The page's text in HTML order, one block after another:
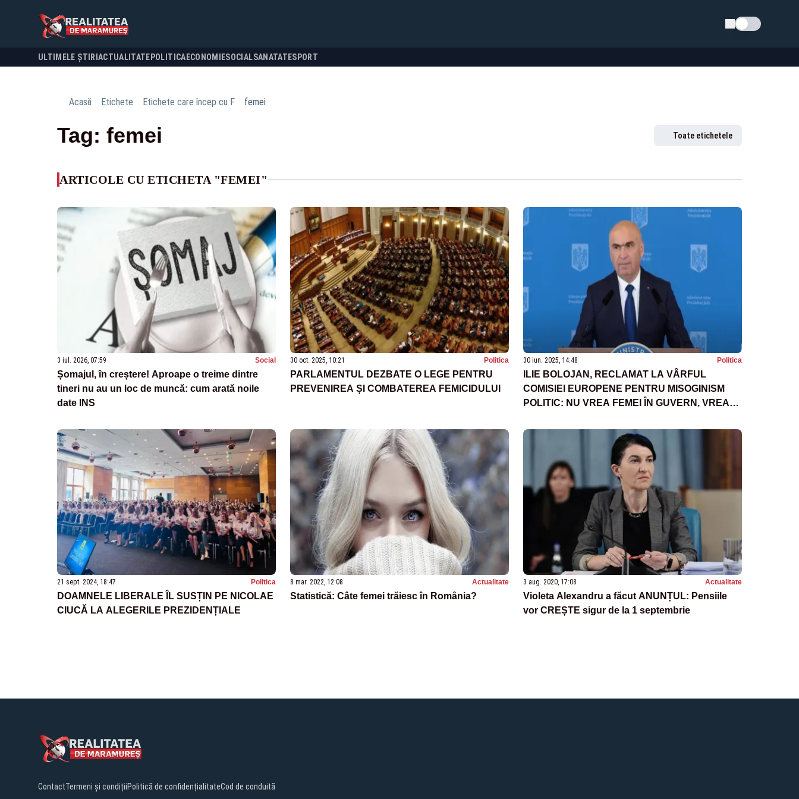
Schimba tema
ULTIMELE ȘTIRI ACTUALITATE POLITICA ECONOMIESOCIALSANATATESPORT
Acasă Etichete Etichete care încep cu F femei
Tag: femei Toate etichetele
ARTICOLE CU ETICHETA "FEMEI"
3 iul. 2026, 07:59 Social
Șomajul, în creștere! Aproape o treime dintre
tineri nu au un loc de muncă: cum arată noile
date INS
30 oct. 2025, 10:21 Politica
PARLAMENTUL DEZBATE O LEGE PENTRU
PREVENIREA ȘI COMBATEREA FEMICIDULUI
30 iun. 2025, 14:48 Politica
ILIE BOLOJAN, RECLAMAT LA VÂRFUL
COMISIEI EUROPENE PENTRU MISOGINISM
POLITIC: NU VREA FEMEI ÎN GUVERN, VREA
21 sept. 2024, 18:47 Politica
DOAMNELE LIBERALE ÎL SUSȚIN PE NICOLAE
CIUCĂ LA ALEGERILE PREZIDENȚIALE
8 mar. 2022, 12:08 Actualitate
Statistică: Câte femei trăiesc în România?
3 aug. 2020, 17:08 Actualitate
Violeta Alexandru a făcut ANUNȚUL: Pensiile
vor CREȘTE sigur de la 1 septembrie
ContactTermeni și condițiiPolitică de confidențialitateCod de conduită